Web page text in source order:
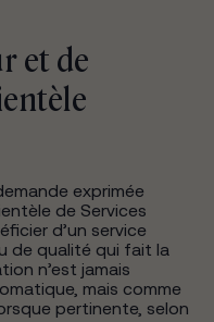
et de
exprimée
de Services
d’un service
de qualité qui fait la
n’est jamais
mais comme
pertinente, selon